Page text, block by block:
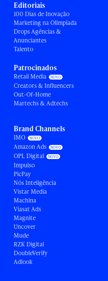
Editoriais
100 Dias de Inovação
Marketing na Olimpíada
Drops Agências &
Anunciantes
Talento
Patrocinados
Retail Media
Creators & Influencers
Out-Of-Home
Martechs & Adtechs
Brand Channels
IMO
Amazon Ads
OPL Digital
Impulso
PicPay
Nós Inteligência
Vistar Media
Machina
Viasat Ads
Magnite
Uncover
Mude
RZK Digital
DoubleVerify
Adlook